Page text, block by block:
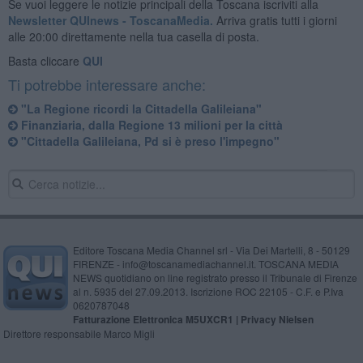
Se vuoi leggere le notizie principali della Toscana iscriviti alla
Newsletter QUInews - ToscanaMedia. Arriva gratis tutti i giorni
alle 20:00 direttamente nella tua casella di posta.
Basta cliccare QUI
Ti potrebbe interessare anche:
"La Regione ricordi la Cittadella Galileiana"
Finanziaria, dalla Regione 13 milioni per la città
"Cittadella Galileiana, Pd si è preso l'impegno"
Editore Toscana Media Channel srl - Via Dei Martelli, 8 - 50129
FIRENZE - info@toscanamediachannel.it. TOSCANA MEDIA
NEWS quotidiano on line registrato presso il Tribunale di Firenze
al n. 5935 del 27.09.2013. Iscrizione ROC 22105 - C.F. e P.Iva
0620787048
Fatturazione Elettronica M5UXCR1 | Privacy Nielsen
Direttore responsabile Marco Migli